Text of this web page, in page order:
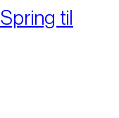
Spring til